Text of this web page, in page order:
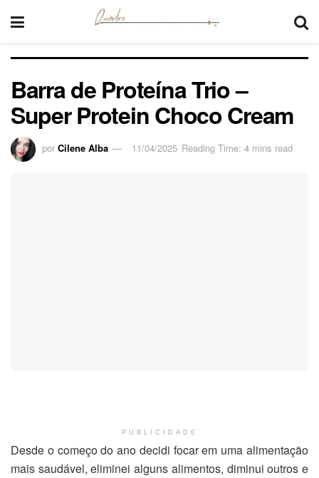
Barra de Proteína Trio –
Super Protein Choco Cream
por Cilene Alba 11/04/2025 Reading Time: 4 mins read
PUBLICIDADE
Desde o começo do ano decidi focar em uma alimentação
mais saudável, eliminei alguns alimentos, diminui outros e